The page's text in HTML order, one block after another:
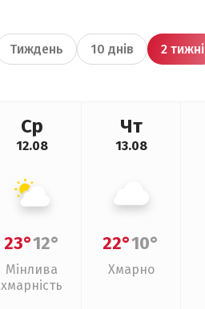
Тиждень 10 днів 2 тижні
Ср
12.08
23°12°
Мінлива
хмарність
Чт
13.08
22°10°
Хмарно